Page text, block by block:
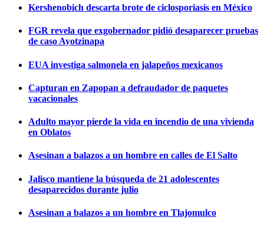
Kershenobich descarta brote de ciclosporiasis en México
FGR revela que exgobernador pidió desaparecer pruebas
de caso Ayotzinapa
EUA investiga salmonela en jalapeños mexicanos
Capturan en Zapopan a defraudador de paquetes
vacacionales
Adulto mayor pierde la vida en incendio de una vivienda
en Oblatos
Asesinan a balazos a un hombre en calles de El Salto
Jalisco mantiene la búsqueda de 21 adolescentes
desaparecidos durante julio
Asesinan a balazos a un hombre en Tlajomulco